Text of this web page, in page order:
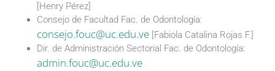
[Henry Pérez]
Consejo de Facultad Fac. de Odontología:
consejo.fouc@uc.edu.ve [Fabiola Catalina Rojas F.]
Dir. de Administración Sectorial Fac. de Odontología:
admin.fouc@uc.edu.ve